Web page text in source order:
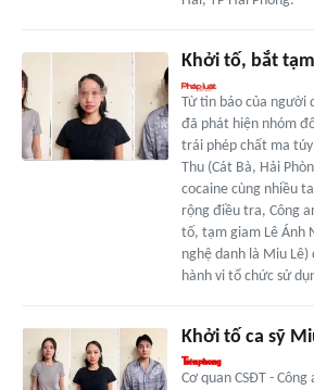
Khởi tố, bắt
Từ tin báo của người
đã phát hiện nhóm
trái phép chất ma
Thu (Cát Bà, Hải
cocaine cùng nhiều
rộng điều tra, Công
tố, tạm giam Lê Ánh
nghệ danh là Miu
hành vi tổ chức sử
Khởi tố ca sỹ
Cơ quan CSĐT -